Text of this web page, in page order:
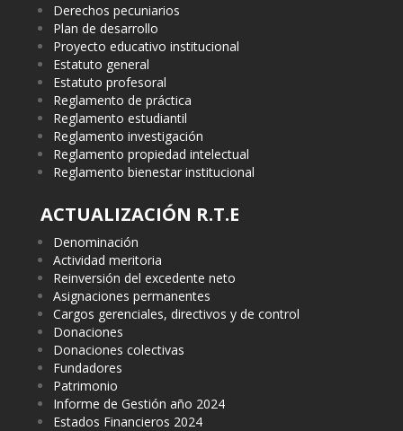
Derechos pecuniarios
Plan de desarrollo
Proyecto educativo institucional
Estatuto general
Estatuto profesoral
Reglamento de práctica
Reglamento estudiantil
Reglamento investigación
Reglamento propiedad intelectual
Reglamento bienestar institucional
ACTUALIZACIÓN R.T.E
Denominación
Actividad meritoria
Reinversión del excedente neto
Asignaciones permanentes
Cargos gerenciales, directivos y de control
Donaciones
Donaciones colectivas
Fundadores
Patrimonio
Informe de Gestión año 2024
Estados Financieros 2024